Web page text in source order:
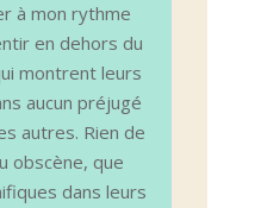
à mon rythme
en dehors du
montrent leurs
aucun préjugé
autres. Rien de
obscène, que
dans leurs